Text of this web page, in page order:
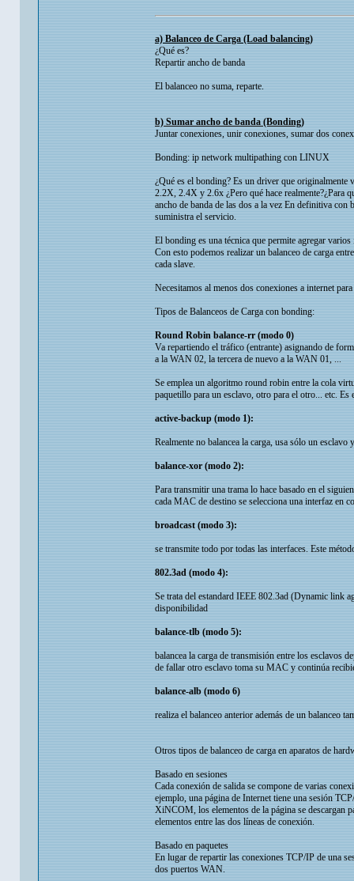
a) Balanceo de Carga (Load balancing)
¿Qué es?
Repartir ancho de banda
El balanceo no suma, reparte.
b) Sumar ancho de banda (Bonding)
Juntar conexiones, unir conexiones, sumar dos
Bonding: ip network multipathing con LINUX
¿Qué es el bonding? Es un driver que originalmente
2.2X, 2.4X y 2.6x ¿Pero qué hace realmente?¿Para
ancho de banda de las dos a la vez En definitiva
suministra el servicio.
El bonding es una técnica que permite agregar
Con esto podemos realizar un balanceo de carga
cada slave.
Necesitamos al menos dos conexiones a internet
Tipos de Balanceos de Carga con bonding:
Round Robin balance-rr (modo 0)
Va repartiendo el tráfico (entrante) asignando de
a la WAN 02, la tercera de nuevo a la WAN 01, ...
Se emplea un algoritmo round robin entre la cola
paquetillo para un esclavo, otro para el otro... etc.
active-backup (modo 1):
Realmente no balancea la carga, usa sólo un
balance-xor (modo 2):
Para transmitir una trama lo hace basado en el
cada MAC de destino se selecciona una interfaz en
broadcast (modo 3):
se transmite todo por todas las interfaces. Este
802.3ad (modo 4):
Se trata del estandard IEEE 802.3ad (Dynamic link
disponibilidad
balance-tlb (modo 5):
balancea la carga de transmisión entre los esclavos
de fallar otro esclavo toma su MAC y continúa
balance-alb (modo 6)
realiza el balanceo anterior además de un balanceo
Otros tipos de balanceo de carga en aparatos de
Basado en sesiones
Cada conexión de salida se compone de varias
ejemplo, una página de Internet tiene una sesión
XiNCOM, los elementos de la página se descargan
elementos entre las dos líneas de conexión.
Basado en paquetes
En lugar de repartir las conexiones TCP/IP de una
dos puertos WAN.